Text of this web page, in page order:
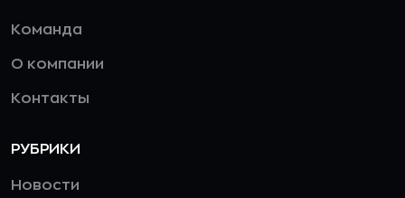
Команда
О компании
Контакты
РУБРИКИ
Новости